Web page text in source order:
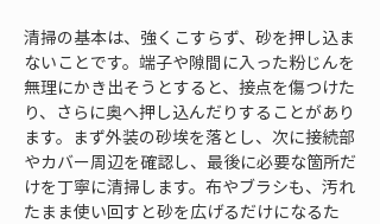
清掃の基本は、強くこすらず、砂を押し込ま
ないことです。端子や隙間に入った粉じんを
無理にかき出そうとすると、接点を傷つけた
り、さらに奥へ押し込んだりすることがあり
ます。まず外装の砂埃を落とし、次に接続部
やカバー周辺を確認し、最後に必要な箇所だ
けを丁寧に清掃します。布やブラシも、汚れ
たまま使い回すと砂を広げるだけになるた